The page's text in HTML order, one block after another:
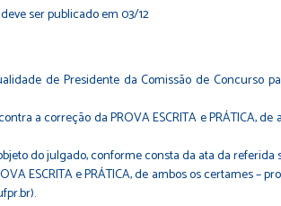
de Presidente da Comissão de
a correção da PROVA ESCRITA e PRÁTICA,
do julgado, conforme consta da ata da referida
ESCRITA e PRÁTICA, de ambos os certames –